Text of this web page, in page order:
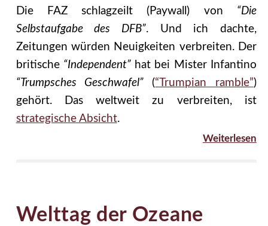
Die FAZ schlagzeilt (Paywall) von “Die
Selbstaufgabe des DFB”. Und ich dachte,
Zeitungen würden Neuigkeiten verbreiten. Der
britische “Independent”hat bei Mister Infantino
“Trumpsches Geschwafel” (“Trumpian ramble”)
gehört. Das weltweit zu verbreiten, ist
strategische Absicht.
Weiterlesen
Welttag der Ozeane